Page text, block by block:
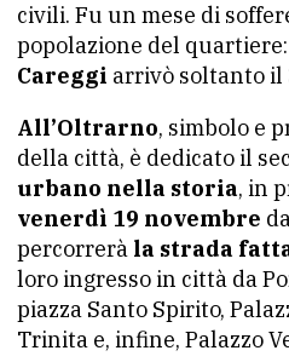
civili. Fu un mese di
popolazione del
Careggi arrivò soltanto il
All’Oltrarno, simbolo e
della città, è dedicato il
urbano nella storia, in
venerdì 19 novembre
percorrerà la strada
loro ingresso in città da
piazza Santo Spirito,
Trinita e, infine, Palazzo